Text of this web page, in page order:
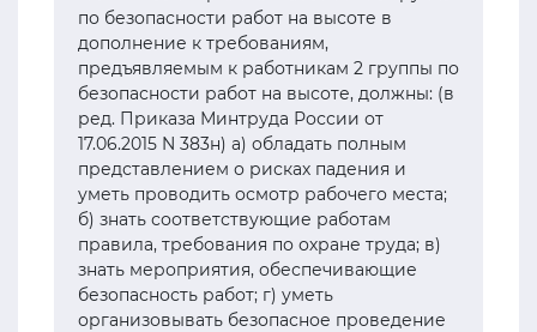
по безопасности работ на высоте в
дополнение к требованиям,
предъявляемым к работникам 2 группы по
безопасности работ на высоте, должны: (в
ред. Приказа Минтруда России от
17.06.2015 N 383н) а) обладать полным
представлением о рисках падения и
уметь проводить осмотр рабочего места;
б) знать соответствующие работам
правила, требования по охране труда; в)
знать мероприятия, обеспечивающие
безопасность работ; г) уметь
организовывать безопасное проведение